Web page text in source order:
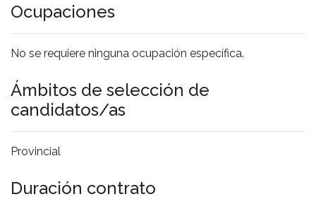
Ocupaciones
No se requiere ninguna ocupación específica.
Ámbitos de selección de
candidatos/as
Provincial
Duración contrato